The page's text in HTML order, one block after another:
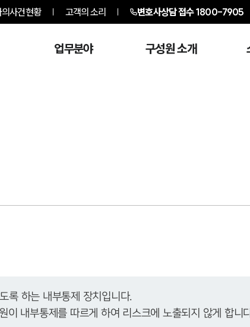
의사건현황 고객의 소리 변호사상담 접수1800-7905
업무분야 구성원 소개
록 하는 내부통제 장치입니다.
내부통제를 따르게 하여 리스크에 노출되지 않게 합니